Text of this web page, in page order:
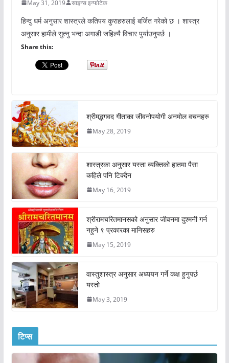
May 31, 2019 साइन्स इन्फोटेक
हिन्दु धर्म अनुसार शास्त्रले कतिपय कुराहरुलाई बर्जित गरेको छ । शास्त्र
अनुसार हामीले सुत्नु भन्दा अगाडी जहिल्यै विचार पुर्याउनुपर्छ ।
Share this:
श्रीमद्भगवद गीताका जीवनोपयोगी अनमोल वचनहरु
May 28, 2019
शास्त्रका अनुसार यस्ता व्यक्तिको हातमा पैसा
कहिले पनि टिक्दैन
May 16, 2019
श्रीरामचरितमानसको अनुसार जीवनमा दुश्मनी गर्न
नहुने ९ प्रकारका मानिसहरु
May 15, 2019
वास्तुशास्त्र अनुसार अध्ययन गर्ने कक्ष हुनुपर्छ
यस्तो
May 3, 2019
टिप्स